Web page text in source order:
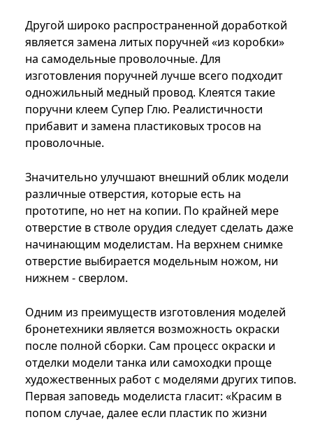
Другой широко распространенной доработкой
является замена литых поручней «из коробки»
на самодельные проволочные. Для
изготовления поручней лучше всего подходит
одножильный медный провод. Клеятся такие
поручни клеем Супер Глю. Реалистичности
прибавит и замена пластиковых тросов на
проволочные.
Значительно улучшают внешний облик модели
различные отверстия, которые есть на
прототипе, но нет на копии. По крайней мере
отверстие в стволе орудия следует сделать даже
начинающим моделистам. На верхнем снимке
отверстие выбирается модельным ножом, ни
нижнем - сверлом.
Одним из преимуществ изготовления моделей
бронетехники является возможность окраски
после полной сборки. Сам процесс окраски и
отделки модели танка или самоходки проще
художественных работ с моделями других типов.
Первая заповедь моделиста гласит: «Красим в
попом случае, далее если пластик по жизни